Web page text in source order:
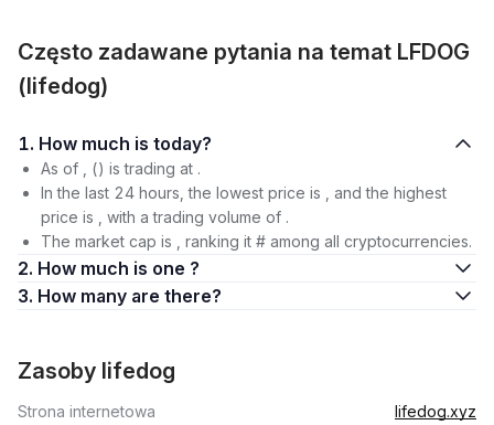
Często zadawane pytania na temat LFDOG
(lifedog)
1. How much is today?
As of , () is trading at .
In the last 24 hours, the lowest price is , and the highest
price is , with a trading volume of .
The market cap is , ranking it # among all cryptocurrencies.
2. How much is one ?
3. How many are there?
Zasoby lifedog
Strona internetowa
lifedog.xyz